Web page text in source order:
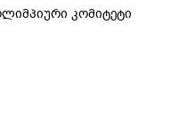
კომიტეტი